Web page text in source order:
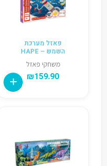
פאזל מערכת
השמש – HAPE
משחקי פאזל
₪159.90